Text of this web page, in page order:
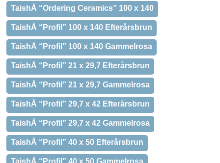
TaishÅ “Ordering Ceramics” 100 x 140
TaishÅ “Profil” 100 x 140 Efterårsbrun
TaishÅ “Profil” 100 x 140 Gammelrosa
TaishÅ “Profil” 21 x 29,7 Efterårsbrun
TaishÅ “Profil” 21 x 29,7 Gammelrosa
TaishÅ “Profil” 29,7 x 42 Efterårsbrun
TaishÅ “Profil” 29,7 x 42 Gammelrosa
TaishÅ “Profil” 40 x 50 Efterårsbrun
TaishÅ “Profil” 40 x 50 Gammelrosa